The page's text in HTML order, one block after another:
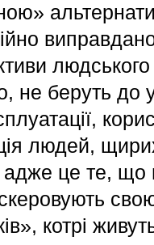
людського
не беруть до
людей,
адже це те, що
котрі